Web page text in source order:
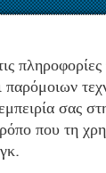
,+30.210-
- 16:00
σας
που τη